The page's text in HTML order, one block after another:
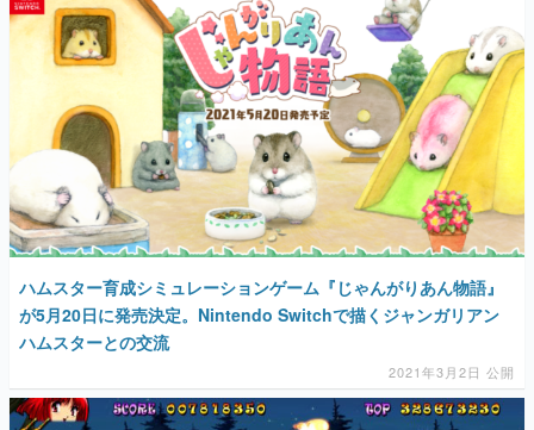
ハムスター育成シミュレーションゲーム『じゃんがりあん物語』
が5月20日に発売決定。Nintendo Switchで描くジャンガリアン
ハムスターとの交流
2021年3月2日 公開